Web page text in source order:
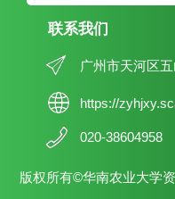
联系我们
广州市天河区
https://
020-38604958
版权所有©华南农业大学